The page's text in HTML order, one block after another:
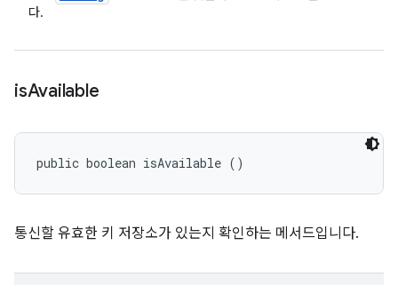
다.
isAvailable
public boolean isAvailable ()
통신할 유효한 키 저장소가 있는지 확인하는 메서드입니다.